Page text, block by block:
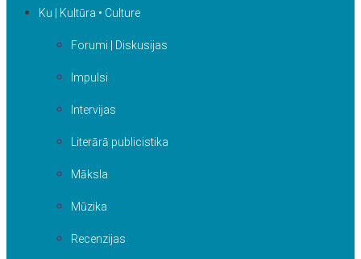
Ku | Kultūra • Culture
Forumi | Diskusijas
Impulsi
Intervijas
Literārā publicistika
Māksla
Mūzika
Recenzijas